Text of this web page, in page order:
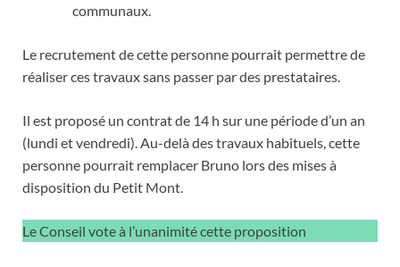
communaux.
Le recrutement de cette personne pourrait permettre de
réaliser ces travaux sans passer par des prestataires.
Il est proposé un contrat de 14 h sur une période d’un an
(lundi et vendredi). Au-delà des travaux habituels, cette
personne pourrait remplacer Bruno lors des mises à
disposition du Petit Mont.
Le Conseil vote à l’unanimité cette proposition